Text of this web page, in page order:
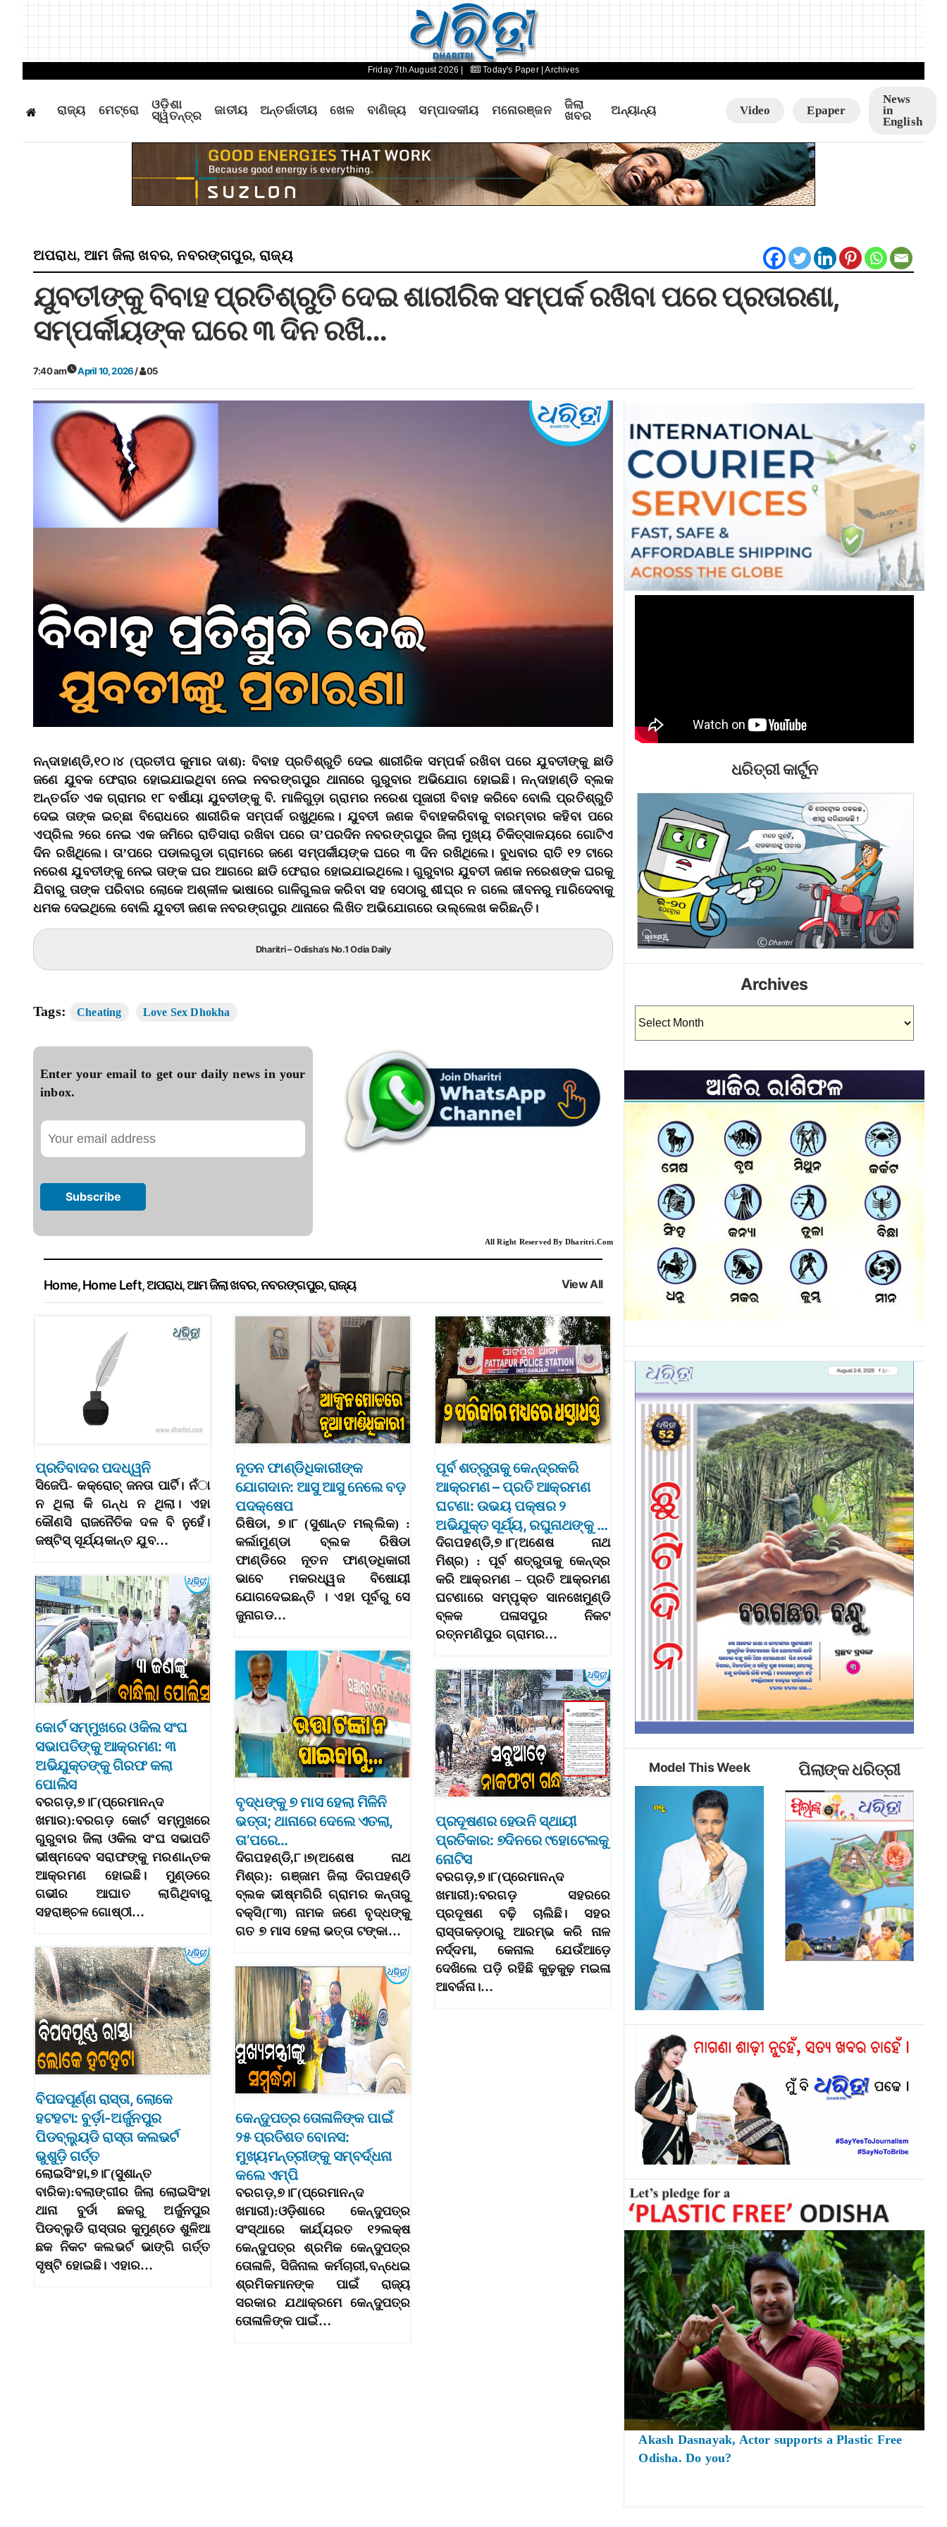
Friday 7th August 2026 | Today's Paper | Archives
ରାଜ୍ୟ ମେଟ୍ରୋ
ଓଡ଼ିଶା
ସ୍ୱତନ୍ତ୍ର
ଜାତୀୟ ଅନ୍ତର୍ଜାତୀୟ ଖେଳ ବାଣିଜ୍ୟ ସମ୍ପାଦକୀୟ ମନୋରଞ୍ଜନ
ଜିଲା
ଖବର
ଅନ୍ୟାନ୍ୟ Video Epaper
News
in
English
ଅପରାଧ,ଆମ ଜିଲା ଖବର,ନବରଙ୍ଗପୁର,ରାଜ୍ୟ
ଯୁବତୀଙ୍କୁ ବିବାହ ପ୍ରତିଶ୍ରୁତି ଦେଇ ଶାରୀରିକ ସମ୍ପର୍କ ରଖିବା ପରେ ପ୍ରତାରଣା,
ସମ୍ପର୍କୀୟଙ୍କ ଘରେ ୩ ଦିନ ରଖି…
7:40 am April 10, 2026/ 05
ନନ୍ଦାହାଣ୍ଡି,୧୦।୪ (ପ୍ରତୀପ କୁମାର ଦାଶ): ବିବାହ ପ୍ରତିଶ୍ରୁତି ଦେଇ ଶାରୀରିକ ସମ୍ପର୍କ ରଖିବା ପରେ ଯୁବତୀଙ୍କୁ ଛାଡି
ଜଣେ ଯୁବକ ଫେରାର ହୋଇଯାଇଥିବା ନେଇ ନବରଙ୍ଗପୁର ଥାନାରେ ଗୁରୁବାର ଅଭିଯୋଗ ହୋଇଛି। ନନ୍ଦାହାଣ୍ଡି ବ୍ଲକ
ଅନ୍ତର୍ଗତ ଏକ ଗ୍ରାମର ୧୮ ବର୍ଷୀୟା ଯୁବତୀଙ୍କୁ ବି. ମାଳିଗୁଡ଼ା ଗ୍ରାମର ନରେଶ ପୂଜାରୀ ବିବାହ କରିବେ ବୋଲି ପ୍ରତିଶ୍ରୁତି
ଦେଇ ତାଙ୍କ ଇଚ୍ଛା ବିରୋଧରେ ଶାରୀରିକ ସମ୍ପର୍କ ରଖୁଥିଲେ। ଯୁବତୀ ଜଣକ ବିବାହକରିବାକୁ ବାରମ୍ବାର କହିବା ପରେ
ଏପ୍ରିଲ ୨ରେ ନେଇ ଏକ ଜମିରେ ରାତିସାରା ରଖିବା ପରେ ତା’ପରଦିନ ନବରଙ୍ଗପୁର ଜିଲା ମୁଖ୍ୟ ଚିକିତ୍ସାଳୟରେ ଗୋଟିଏ
ଦିନ ରଖିଥିଲେ। ତା’ପରେ ପଡାଲଗୁଡା ଗ୍ରାମରେ ଜଣେ ସମ୍ପର୍କୀୟଙ୍କ ଘରେ ୩ ଦିନ ରଖିଥିଲେ। ବୁଧବାର ରାତି ୧୨ ଟାରେ
ନରେଶ ଯୁବତୀଙ୍କୁ ନେଇ ତାଙ୍କ ଘର ଆଗରେ ଛାଡି ଫେରାର ହୋଇଯାଇଥିଲେ। ଗୁରୁବାର ଯୁବତୀ ଜଣକ ନରେଶଙ୍କ ଘରକୁ
ଯିବାରୁ ତାଙ୍କ ପରିବାର ଲୋକେ ଅଶ୍ଳୀଳ ଭାଷାରେ ଗାଳିଗୁଲଜ କରିବା ସହ ସେଠାରୁ ଶୀଘ୍ର ନ ଗଲେ ଜୀବନରୁ ମାରିଦେବାକୁ
ଧମକ ଦେଇଥିଲେ ବୋଲି ଯୁବତୀ ଜଣକ ନବରଙ୍ଗପୁର ଥାନାରେ ଲିଖିତ ଅଭିଯୋଗରେ ଉଲ୍ଲେଖ କରିଛନ୍ତି।
Dharitri – Odisha’s No.1 Odia Daily
Tags: Cheating Love Sex Dhokha
Enter your email to get our daily news in your
inbox.
All Right Reserved By Dharitri.Com
Home,Home Left,ଅପରାଧ,ଆମ ଜିଲା ଖବର,ନବରଙ୍ଗପୁର,ରାଜ୍ୟ View All
ପ୍ରତିବାଦର ପଦଧ୍ୱନି
ସିଜେପି- କକ୍‌ରୋଚ୍‌ ଜନତା ପାର୍ଟି। ନଁା
ନ ଥିଲା କି ଗନ୍ଧ ନ ଥିଲା। ଏହା
କୌଣସି ରାଜନୈତିକ ଦଳ ବି ନୁହେଁ।
ଜଷ୍ଟିସ୍‌ ସୂର୍ଯ୍ୟକାନ୍ତ ଯୁବ…
ନୂତନ ଫାଣ୍ଡିଧିକାରୀଙ୍କ
ଯୋଗଦାନ: ଆସୁ ଆସୁ ନେଲେ ବଡ଼
ପଦକ୍ଷେପ
ରିଷିଡା, ୭।୮ (ସୁଶାନ୍ତ ମଲ୍ଲିକ) :
କର୍ଲାମୁଣ୍ଡା ବ୍ଲକ ରିଷିଡା
ଫାଣ୍ଡିରେ ନୂତନ ଫାଣ୍ଡଧିକାରୀ
ଭାବେ ମକରଧ୍ୱଜ ବିଷୋୟୀ
ଯୋଗଦେଇଛନ୍ତି । ଏହା ପୂର୍ବରୁ ସେ
ଜୁନାଗଡ…
ପୂର୍ବ ଶତ୍ରୁତାକୁ କେନ୍ଦ୍ରକରି
ଆକ୍ରମଣ – ପ୍ରତି ଆକ୍ରମଣ
ଘଟଣା: ଉଭୟ ପକ୍ଷର ୨
ଅଭିଯୁକ୍ତ ସୂର୍ଯ୍ୟ, ରଘୁନାଥଙ୍କୁ …
ଦିଗପହଣ୍ଡି,୭।୮(ଅଶେଷ ନାଥ
ମିଶ୍ର) : ପୂର୍ବ ଶତ୍ରୁତାକୁ କେନ୍ଦ୍ର
କରି ଆକ୍ରମଣ – ପ୍ରତି ଆକ୍ରମଣ
ଘଟଣାରେ ସମ୍ପୃକ୍ତ ସାନଖେମୁଣ୍ଡି
ବ୍ଳକ ପଳାସପୁର ନିକଟ
ରତ୍ନମଣିପୁର ଗ୍ରାମର…
କୋର୍ଟ ସମ୍ମୁଖରେ ଓକିଲ ସଂଘ
ସଭାପତିଙ୍କୁ ଆକ୍ରମଣ: ୩
ଅଭିଯୁକ୍ତଙ୍କୁ ଗିରଫ କଲା
ପୋଲିସ
ବରଗଡ଼,୭।୮(ପ୍ରେମାନନ୍ଦ
ଖମାର):ବରଗଡ଼ କୋର୍ଟ ସମ୍ମୁଖରେ
ଗୁରୁବାର ଜିଲା ଓକିଲ ସଂଘ ସଭାପତି
ଭୀଷ୍ମଦେବ ସରାଫଙ୍କୁ ମରଣାନ୍ତକ
ଆକ୍ରମଣ ହୋଇଛି। ମୁଣ୍ଡରେ
ଗଭୀର ଆଘାତ ଲାଗିଥିବାରୁ
ସହରାଞ୍ଚଳ ଗୋଷ୍ଠୀ…
ବୃଦ୍ଧଙ୍କୁ ୭ ମାସ ହେଲା ମିଳିନି
ଭତ୍ତା; ଥାନାରେ ଦେଲେ ଏତଲା,
ତା’ପରେ…
ଦିଗପହଣ୍ଡି,୮।୭(ଅଶେଷ ନାଥ
ମିଶ୍ର): ଗଞ୍ଜାମ ଜିଲା ଦିଗପହଣ୍ଡି
ବ୍ଲକ ଭୀଷ୍ମଗିରି ଗ୍ରାମର କନ୍ତାରୁ
ବକ୍ସି(୮୩) ନାମକ ଜଣେ ବୃଦ୍ଧଙ୍କୁ
ଗତ ୭ ମାସ ହେଲା ଭତ୍ତା ଟଙ୍କା…
ପ୍ରଦୂଷଣର ହେଉନି ସ୍ଥାୟୀ
ପ୍ରତିକାର: ୭ଦିନରେ ୯ହୋଟେଲକୁ
ନୋଟିସ
ବରଗଡ଼,୭।୮(ପ୍ରେମାନନ୍ଦ
ଖମାରୀ):ବରଗଡ଼ ସହରରେ
ପ୍ରଦୂଷଣ ବଢ଼ି ଚାଲିଛି। ସହର
ରାସ୍ତାକଡ଼ଠାରୁ ଆରମ୍ଭ କରି ନାଳ
ନର୍ଦ୍ଦମା, କେନାଲ ଯେଉଁଆଡ଼େ
ଦେଖିଲେ ପଡ଼ି ରହିଛି କୁଢ଼କୁଢ଼ ମଇଳା
ଆବର୍ଜନା।…
ବିପଦପୂର୍ଣ୍ଣ ରାସ୍ତା, ଲୋକେ
ହଟହଟା: ବୁର୍ଡ଼ା-ଅର୍ଜୁନପୁର
ପିଡବ୍ଲ୍ୟୁଡି ରାସ୍ତା କଲଭର୍ଟ
ଭୁଶୁଡ଼ି ଗର୍ତ୍ତ
ଲୋଇସିଂହା,୭।୮(ସୁଶାନ୍ତ
ବାରିକ):ବଲାଙ୍ଗୀର ଜିଲା ଲୋଇସିଂହା
ଥାନା ବୁର୍ଡା ଛକରୁ ଅର୍ଜୁନପୁର
ପିଡବ୍ଲୁଡି ରାସ୍ତାର କୁମୁଣ୍ଡେ ଶୁଳିଆ
ଛକ ନିକଟ କଲଭର୍ଟ ଭାଙ୍ଗି ଗର୍ତ୍ତ
ସୃଷ୍ଟି ହୋଇଛି। ଏହାର…
କେନ୍ଦୁପତ୍ର ତୋଳାଳିଙ୍କ ପାଇଁ
୨୫ ପ୍ରତିଶତ ବୋନସ:
ମୁଖ୍ୟମନ୍ତ୍ରୀଙ୍କୁ ସମ୍ବର୍ଦ୍ଧନା
କଲେ ଏମ୍‌ପି
ବରଗଡ଼,୭।୮(ପ୍ରେମାନନ୍ଦ
ଖମାରୀ):ଓଡ଼ିଶାରେ କେନ୍ଦୁପତ୍ର
ସଂସ୍ଥାରେ କାର୍ଯ୍ୟରତ ୧୨ଲକ୍ଷ
କେନ୍ଦୁପତ୍ର ଶ୍ରମିକ କେନ୍ଦୁପତ୍ର
ତୋଳାଳି, ସିଜିନାଲ କର୍ମଚାରୀ,ବନ୍ଧେଇ
ଶ୍ରମିକମାନଙ୍କ ପାଇଁ ରାଜ୍ୟ
ସରକାର ଯଥାକ୍ରମେ କେନ୍ଦୁପତ୍ର
ତୋଳାଳିଙ୍କ ପାଇଁ…
ଧରିତ୍ରୀ କାର୍ଟୁନ
Archives
Archives
Model This Week ପିଲାଙ୍କ ଧରିତ୍ରୀ
Akash Dasnayak, Actor supports a Plastic Free
Odisha. Do you?